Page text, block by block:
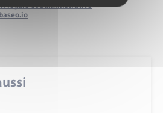
légale et administrative
baseo.io